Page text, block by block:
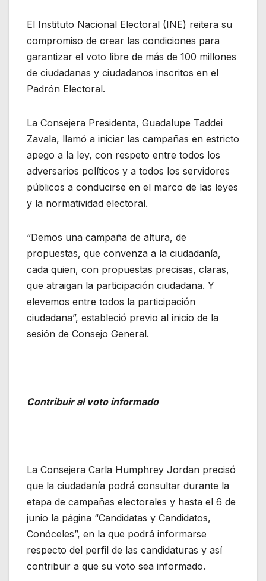
El Instituto Nacional Electoral (INE) reitera su
compromiso de crear las condiciones para
garantizar el voto libre de más de 100 millones
de ciudadanas y ciudadanos inscritos en el
Padrón Electoral.
La Consejera Presidenta, Guadalupe Taddei
Zavala, llamó a iniciar las campañas en estricto
apego a la ley, con respeto entre todos los
adversarios políticos y a todos los servidores
públicos a conducirse en el marco de las leyes
y la normatividad electoral.
“Demos una campaña de altura, de
propuestas, que convenza a la ciudadanía,
cada quien, con propuestas precisas, claras,
que atraigan la participación ciudadana. Y
elevemos entre todos la participación
ciudadana”, estableció previo al inicio de la
sesión de Consejo General.
Contribuir al voto informado
La Consejera Carla Humphrey Jordan precisó
que la ciudadanía podrá consultar durante la
etapa de campañas electorales y hasta el 6 de
junio la página “Candidatas y Candidatos,
Conóceles”, en la que podrá informarse
respecto del perfil de las candidaturas y así
contribuir a que su voto sea informado.